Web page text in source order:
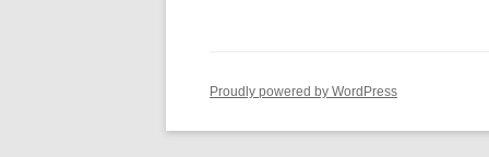
Proudly powered by WordPress